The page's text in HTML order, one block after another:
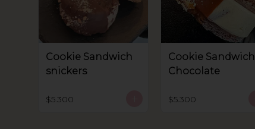
Cookie Sandwich
snickers
$5.300
Cookie Sandwich
Chocolate
$5.300